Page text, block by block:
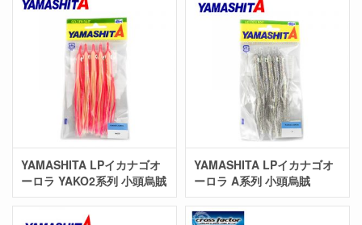
YAMASHITA LPイカナゴオ
ーロラ YAKO2系列 小頭烏賊
YAMASHITA LPイカナゴオ
ーロラ A系列 小頭烏賊